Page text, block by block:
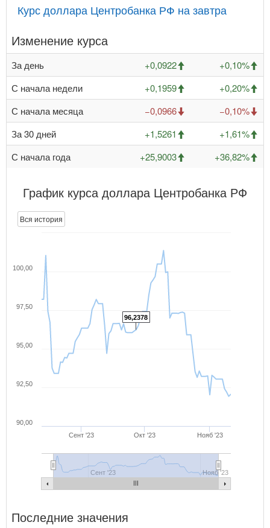
Курс доллара Центробанка РФ на завтра
Изменение курса
За день +0,0922
+0,10%
С начала недели
+0,1959
+0,20%
С начала месяца
−0,0966
−0,10%
За 30 дней
+1,5261
+1,61%
С начала года
+25,9003 +36,82%
График курса доллара Центробанка РФ
Вся история
96,2378
Сент '23 Окт '23 Нояб '23
Сент '23 Нояб '23
90,00
92,50
95,00
97,50
100,00
Последние значения